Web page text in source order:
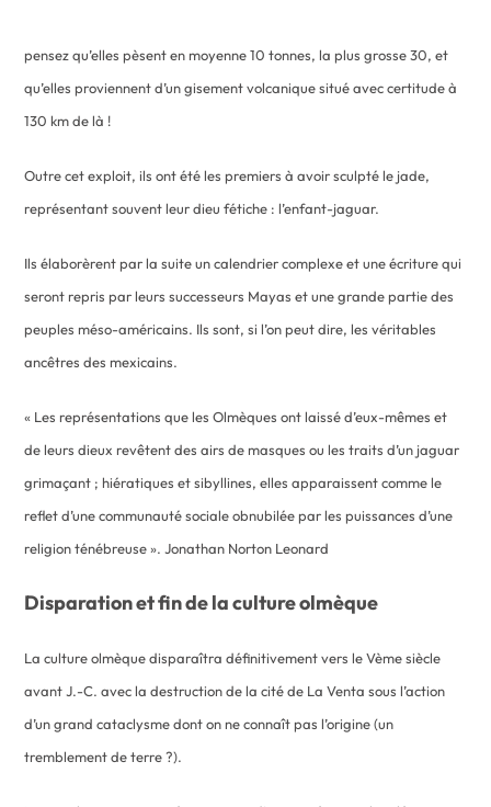
pensez qu’elles pèsent en moyenne 10 tonnes, la plus grosse 30, et
qu’elles proviennent d’un gisement volcanique situé avec certitude à
130 km de là !
Outre cet exploit, ils ont été les premiers à avoir sculpté le jade,
représentant souvent leur dieu fétiche : l’enfant-jaguar.
Ils élaborèrent par la suite un calendrier complexe et une écriture qui
seront repris par leurs successeurs Mayas et une grande partie des
peuples méso-américains. Ils sont, si l’on peut dire, les véritables
ancêtres des mexicains.
« Les représentations que les Olmèques ont laissé d’eux-mêmes et
de leurs dieux revêtent des airs de masques ou les traits d’un jaguar
grimaçant ; hiératiques et sibyllines, elles apparaissent comme le
reflet d’une communauté sociale obnubilée par les puissances d’une
religion ténébreuse ». Jonathan Norton Leonard
Disparation et fin de la culture olmèque
La culture olmèque disparaîtra définitivement vers le Vème siècle
avant J.-C. avec la destruction de la cité de La Venta sous l’action
d’un grand cataclysme dont on ne connaît pas l’origine (un
tremblement de terre ?).